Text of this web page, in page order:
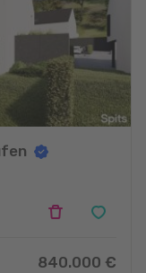
840.000 €